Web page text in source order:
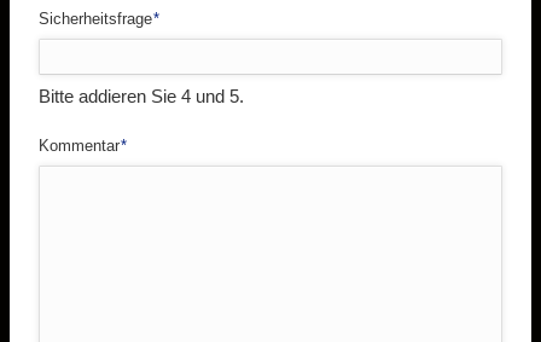
Pflichtfeld
Sicherheitsfrage*
Bitte addieren Sie 4 und 5.
Pflichtfeld
Kommentar*